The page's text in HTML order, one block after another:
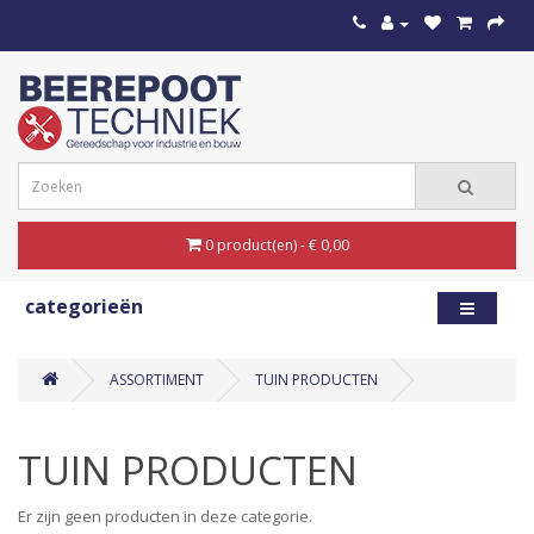
0 product(en) - € 0,00
categorieën
ASSORTIMENT TUIN PRODUCTEN
TUIN PRODUCTEN
Er zijn geen producten in deze categorie.